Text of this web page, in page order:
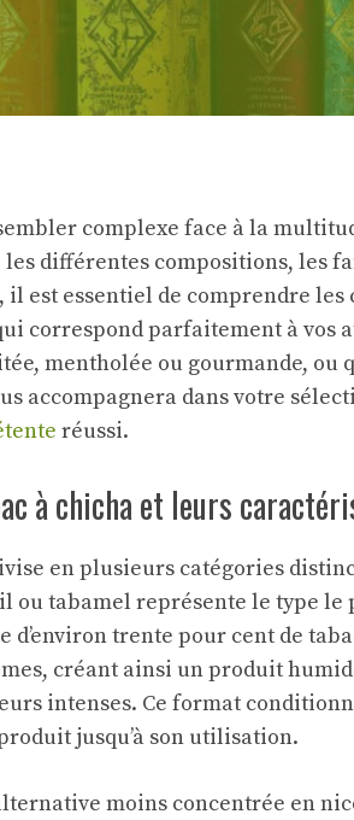
complexe face à la
différentes compositions, les
est essentiel de comprendre les
correspond parfaitement à vos
mentholée ou gourmande, ou
accompagnera dans votre
réussi.
à chicha et leurs
en plusieurs catégories
ou tabamel représente le type le
d’environ trente pour cent de
créant ainsi un produit
intenses. Ce format
jusqu’à son utilisation.
moins concentrée en